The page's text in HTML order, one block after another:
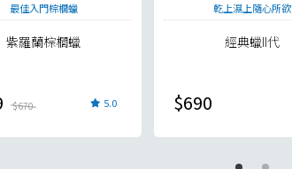
現貨足量供應中！
最佳入門棕櫚蠟
紫羅蘭棕櫚蠟
$670 5.0
乾上濕上隨心所欲
經典蠟II代
$690